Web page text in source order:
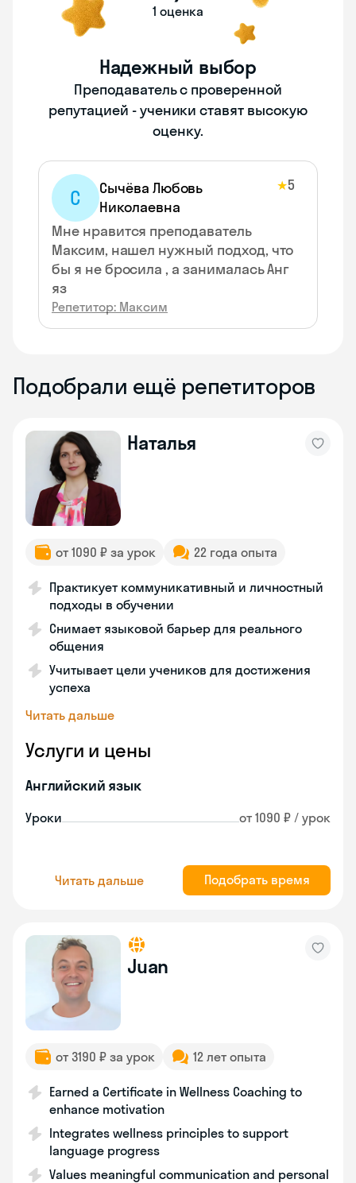
1 оценка
Надежный выбор
Преподаватель с проверенной
репутацией - ученики ставят высокую
оценку.
С
Сычёва Любовь
Николаевна
★5
Мне нравится преподаватель
Максим, нашел нужный подход, что
бы я не бросила , а занималась Анг
яз
Репетитор: Максим
Подобрали ещё репетиторов
Наталья
от 1090 ₽ за урок 22 года опыта
Практикует коммуникативный и личностный
подходы в обучении
Снимает языковой барьер для реального
общения
Учитывает цели учеников для достижения
успеха
Читать дальше
Услуги и цены
Английский язык
Уроки от 1090 ₽ / урок
Читать дальше Подобрать время
Juan
от 3190 ₽ за урок 12 лет опыта
Earned a Certificate in Wellness Coaching to
enhance motivation
Integrates wellness principles to support
language progress
Values meaningful communication and personal